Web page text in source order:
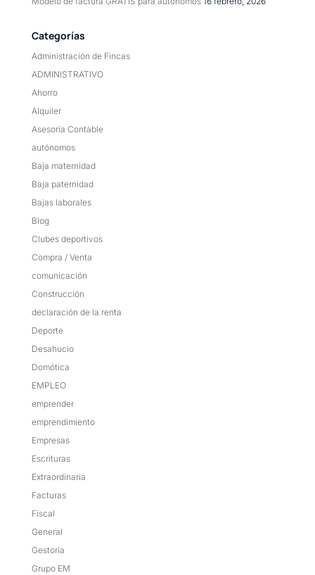
Categorías
Administración de Fincas
ADMINISTRATIVO
Ahorro
Alquiler
Asesoría Contable
autónomos
Baja maternidad
Baja paternidad
Bajas laborales
Blog
Clubes deportivos
Compra / Venta
comunicación
Construcción
declaración de la renta
Deporte
Desahucio
Domótica
EMPLEO
emprender
emprendimiento
Empresas
Escrituras
Extraordinaria
Facturas
Fiscal
General
Gestoría
Grupo EM